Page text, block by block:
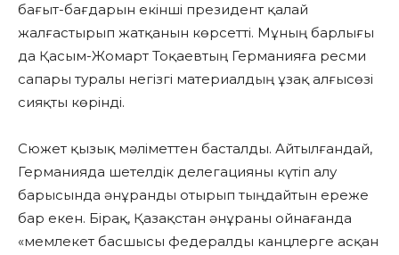
бағыт-бағдарын екінші президент қалай
жалғастырып жатқанын көрсетті. Мұның барлығы
да Қасым-Жомарт Тоқаевтың Германияға ресми
сапары туралы негізгі материалдың ұзақ алғысөзі
сияқты көрінді.
Сюжет қызық мәліметтен басталды. Айтылғандай,
Германияда шетелдік делегацияны күтіп алу
барысында әнұранды отырып тыңдайтын ереже
бар екен. Бірақ, Қазақстан әнұраны ойнағанда
«мемлекет басшысы федералды канцлерге асқан